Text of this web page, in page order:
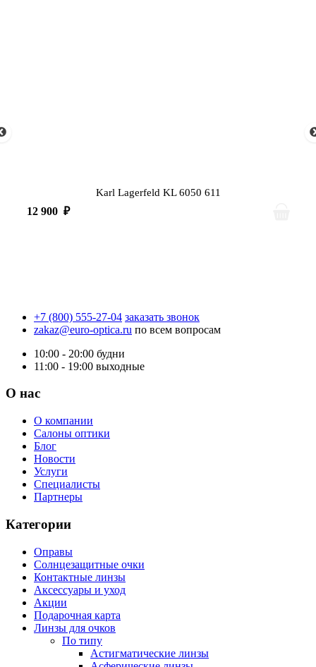
Karl Lagerfeld KL 6050 611
12 900 ₽
+7 (800) 555-27-04 заказать звонок
zakaz@euro-optica.ru по всем вопросам
10:00 - 20:00 будни
11:00 - 19:00 выходные
О нас
О компании
Салоны оптики
Блог
Новости
Услуги
Специалисты
Партнеры
Категории
Оправы
Солнцезащитные очки
Контактные линзы
Аксессуары и уход
Акции
Подарочная карта
Линзы для очков
По типу
Астигматические линзы